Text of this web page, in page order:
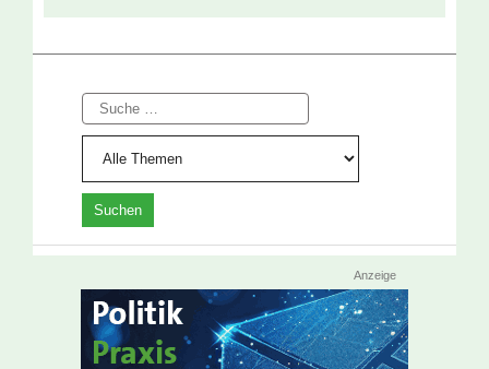
Suche
Anzeige